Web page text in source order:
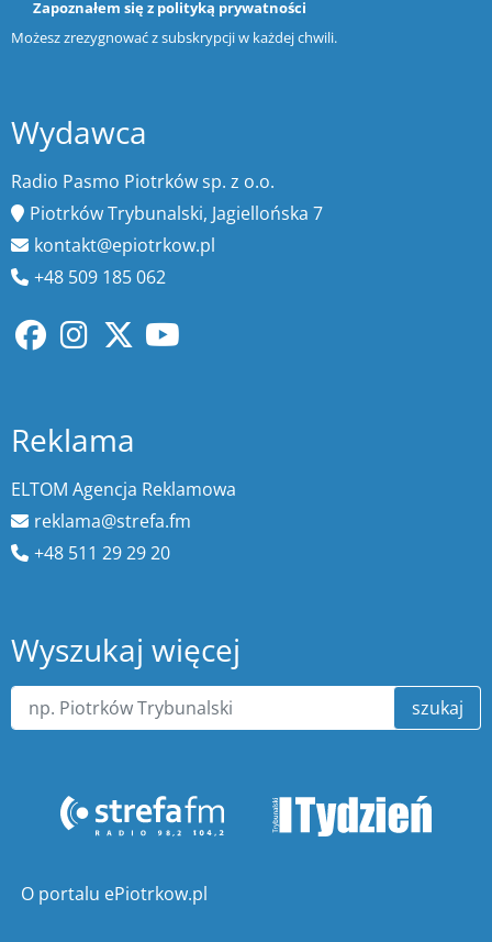
Zapoznałem się z polityką prywatności
Możesz zrezygnować z subskrypcji w każdej chwili.
Wydawca
Radio Pasmo Piotrków sp. z o.o.
Piotrków Trybunalski, Jagiellońska 7
kontakt@epiotrkow.pl
+48 509 185 062
Reklama
ELTOM Agencja Reklamowa
reklama@strefa.fm
+48 511 29 29 20
Wyszukaj więcej
szukaj
O portalu ePiotrkow.pl